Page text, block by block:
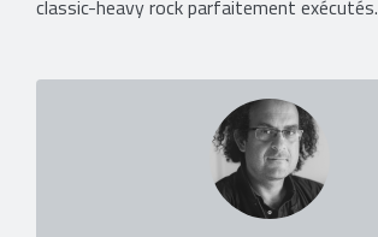
classic-heavy rock parfaitement exécutés.